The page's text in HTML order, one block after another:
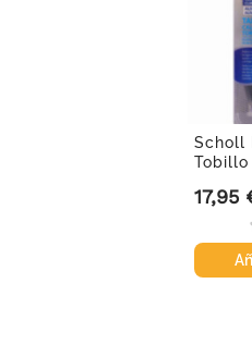
Scholl
Tobillo
Precio
17,95